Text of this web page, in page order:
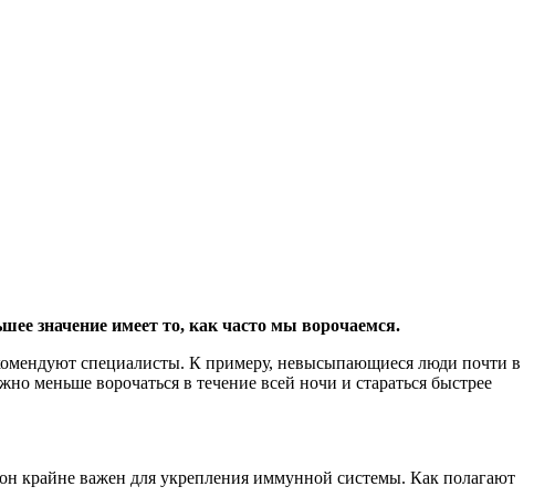
значение имеет то, как часто мы ворочаемся.
специалисты. К примеру, невысыпающиеся люди почти в
меньше ворочаться в течение всей ночи и стараться быстрее
крайне важен для укрепления иммунной системы. Как полагают